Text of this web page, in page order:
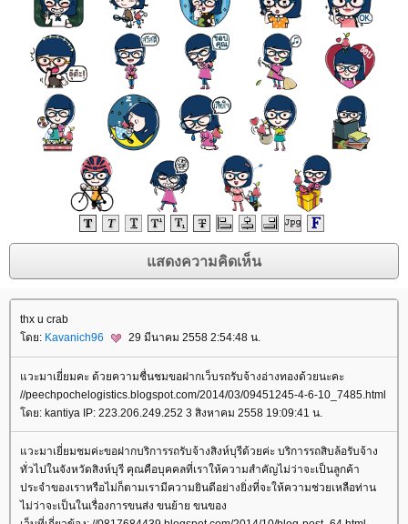
thx u crab
ดย: Kavanich96 29 มีนาคม 2558 2:54:48 น.
วะมาเยี่ยมคะ ด้วยความชื่นชมขอฝากเว็บรถรับจ้างอ่างทองด้วยนะคะ
//peechpochelogistics.blogspot.com/2014/03/09451245-4-6-10_7485.html
ดย: kantiya IP: 223.206.249.252 3 สิงหาคม 2558 19:09:41 น.
วะมาเยี่ยมชมค่ะขอฝากบริการรถรับจ้างสิงห์บุรีด้วยค่ะ บริการรถสิบล้อรับจ้าง
ทั่วไปในจังหวัดสิงห์บุรี คุณคือบุคคลที่เราให้ความสำคัญไม่ว่าจะเป็นลูกค้า
ประจำของเราหรือไม่ก็ตามเรามีความยินดีอย่างยิ่งที่จะให้ความช่วยเหลือท่าน
ไม่ว่าจะเป็นในเรื่องการขนส่ง ขนย้าย ขนของ